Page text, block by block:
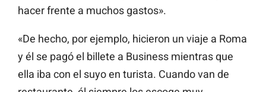
hacer frente a muchos gastos».
«De hecho, por ejemplo, hicieron un viaje a Roma
y él se pagó el billete a Business mientras que
ella iba con el suyo en turista. Cuando van de